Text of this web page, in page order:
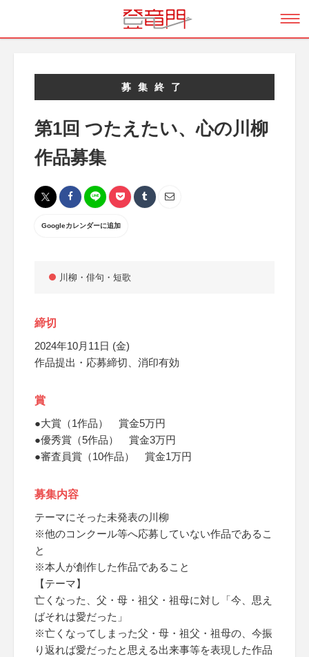
募集終了
第1回 つたえたい、心の川柳
作品募集
Googleカレンダーに追加
川柳・俳句・短歌
締切
2024年10月11日 (金)
作品提出・応募締切、消印有効
賞
●大賞（1作品） 賞金5万円
●優秀賞（5作品） 賞金3万円
●審査員賞（10作品） 賞金1万円
募集内容
テーマにそった未発表の川柳
※他のコンクール等へ応募していない作品であるこ
と
※本人が創作した作品であること
【テーマ】
亡くなった、父・母・祖父・祖母に対し「今、思え
ばそれは愛だった」
※亡くなってしまった父・母・祖父・祖母の、今振
り返れば愛だったと思える出来事等を表現した作品